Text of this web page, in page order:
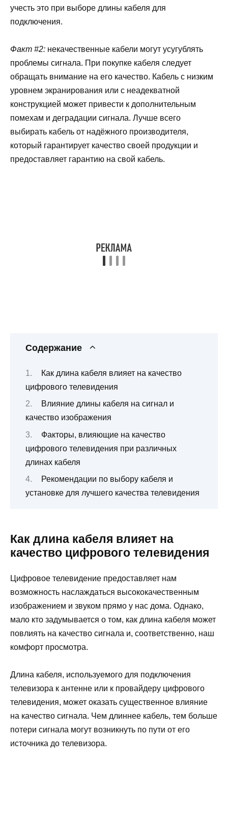
учесть это при выборе длины кабеля для
подключения.
Факт #2: некачественные кабели могут усугублять
проблемы сигнала. При покупке кабеля следует
обращать внимание на его качество. Кабель с низким
уровнем экранирования или с неадекватной
конструкцией может привести к дополнительным
помехам и деградации сигнала. Лучше всего
выбирать кабель от надёжного производителя,
который гарантирует качество своей продукции и
предоставляет гарантию на свой кабель.
Содержание
Как длина кабеля влияет на качество
цифрового телевидения
Влияние длины кабеля на сигнал и
качество изображения
Факторы, влияющие на качество
цифрового телевидения при различных
длинах кабеля
Рекомендации по выбору кабеля и
установке для лучшего качества телевидения
Как длина кабеля влияет на
качество цифрового телевидения
Цифровое телевидение предоставляет нам
возможность наслаждаться высококачественным
изображением и звуком прямо у нас дома. Однако,
мало кто задумывается о том, как длина кабеля может
повлиять на качество сигнала и, соответственно, наш
комфорт просмотра.
Длина кабеля, используемого для подключения
телевизора к антенне или к провайдеру цифрового
телевидения, может оказать существенное влияние
на качество сигнала. Чем длиннее кабель, тем больше
потери сигнала могут возникнуть по пути от его
источника до телевизора.